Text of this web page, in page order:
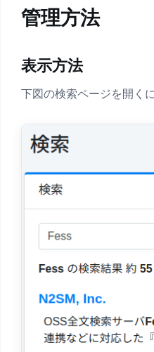
管理方法
表示方法
下図の検索ページを開く